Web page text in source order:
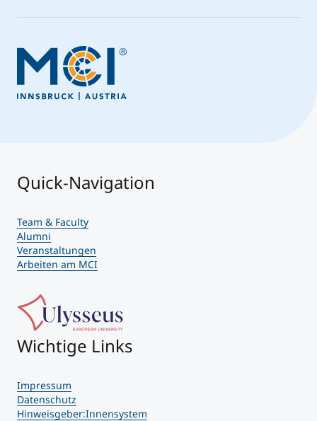
Quick-Navigation
Team & Faculty
Alumni
Veranstaltungen
Arbeiten am MCI
Wichtige Links
Impressum
Datenschutz
Hinweisgeber:Innensystem